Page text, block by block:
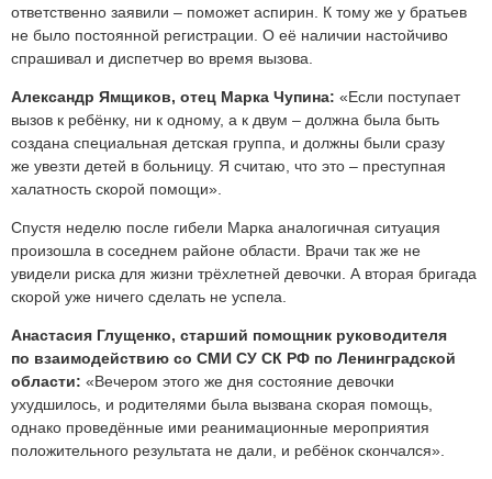
ответственно заявили – поможет аспирин. К тому же у братьев
не было постоянной регистрации. О её наличии настойчиво
спрашивал и диспетчер во время вызова.
Александр Ямщиков, отец Марка Чупина: «Если поступает
вызов к ребёнку, ни к одному, а к двум – должна была быть
создана специальная детская группа, и должны были сразу
же увезти детей в больницу. Я считаю, что это – преступная
халатность скорой помощи».
Спустя неделю после гибели Марка аналогичная ситуация
произошла в соседнем районе области. Врачи так же не
увидели риска для жизни трёхлетней девочки. А вторая бригада
скорой уже ничего сделать не успела.
Анастасия Глущенко, старший помощник руководителя
по взаимодействию со СМИ СУ СК РФ по Ленинградской
области: «Вечером этого же дня состояние девочки
ухудшилось, и родителями была вызвана скорая помощь,
однако проведённые ими реанимационные мероприятия
положительного результата не дали, и ребёнок скончался».